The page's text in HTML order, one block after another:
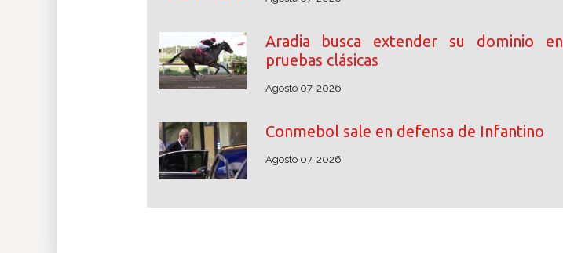
Aradia busca extender su dominio en
pruebas clásicas
Agosto 07, 2026
Conmebol sale en defensa de Infantino
Agosto 07, 2026